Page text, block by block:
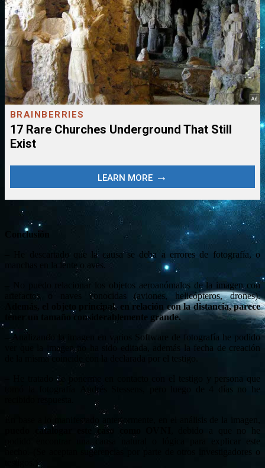
Conclusión
– He descartado que la causa se deba a errores de fotografía, o
manchas en la lente o aves.
– No puedo relacionar los objetos aeroanómalos de la imagen con
artefactos o naves conocidas (aviones, helicópteros, drones).
Además, el objeto principal, en relación con la distancia, parece
tener un tamaño considerablemente grande.
– Analizando la imagen en varios Software de fotografía he podido
ver que la imagen no ha sido editada, además la fecha de creación
de la misma coincide con la declarada por el testigo.
– He tratado de ponerme en contacto con el testigo y persona que
tomó la fotografía Andrés Stessens, pero luego de 4 días no he
En base a lo manifestado anteriormente, en el análisis de la imagen,
puedo catalogar este caso como OVNI
podido encontrar una causa natural o lógica para explicar este
hecho. (Se aceptan sugerencias por parte de otros investigadores o